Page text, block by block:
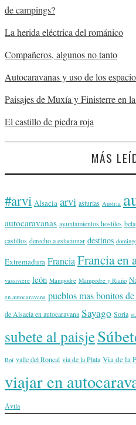
de campings?
La herida eléctrica del románico
Compañeros, algunos no tanto
Autocaravanas y uso de los
Paisajes de Muxía y Finisterre en
El castillo de piedra roja
MÁS
#arvi Alsacia arvi asturias Austria
autocaravanas ayuntamientos hostiles
castillos derecho a estacionar destinos
Extremadura Francia Francia en
vassiviere león Mampodre Mampodre y Riaño
en autocaravana pueblos mas bonitos
de Alsacia en autocaravana Sayago Soria
subete al paisje
Boí valle del Roncal via de la Plata Via de la
viajar en
Ávila